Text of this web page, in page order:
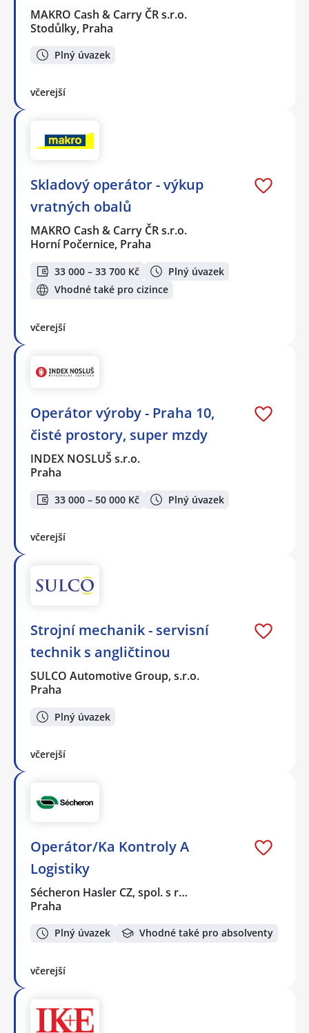
MAKRO Cash & Carry ČR s.r.o.
Stodůlky, Praha
Plný úvazek
včerejší
Skladový operátor - výkup
vratných obalů
MAKRO Cash & Carry ČR s.r.o.
Horní Počernice, Praha
33 000 – 33 700 Kč
Plný úvazek
Vhodné také pro cizince
včerejší
Operátor výroby - Praha 10,
čisté prostory, super mzdy
INDEX NOSLUŠ s.r.o.
Praha
33 000 – 50 000 Kč Plný úvazek
včerejší
Strojní mechanik - servisní
technik s angličtinou
SULCO Automotive Group, s.r.o.
Praha
Plný úvazek
včerejší
Operátor/Ka Kontroly A
Logistiky
Sécheron Hasler CZ, spol. s r…
Praha
Plný úvazek Vhodné také pro absolventy
včerejší